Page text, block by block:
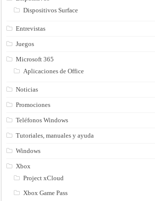
Dispositivos Surface
Entrevistas
Juegos
Microsoft 365
Aplicaciones de Office
Noticias
Promociones
Teléfonos Windows
Tutoriales, manuales y ayuda
Windows
Xbox
Project xCloud
Xbox Game Pass